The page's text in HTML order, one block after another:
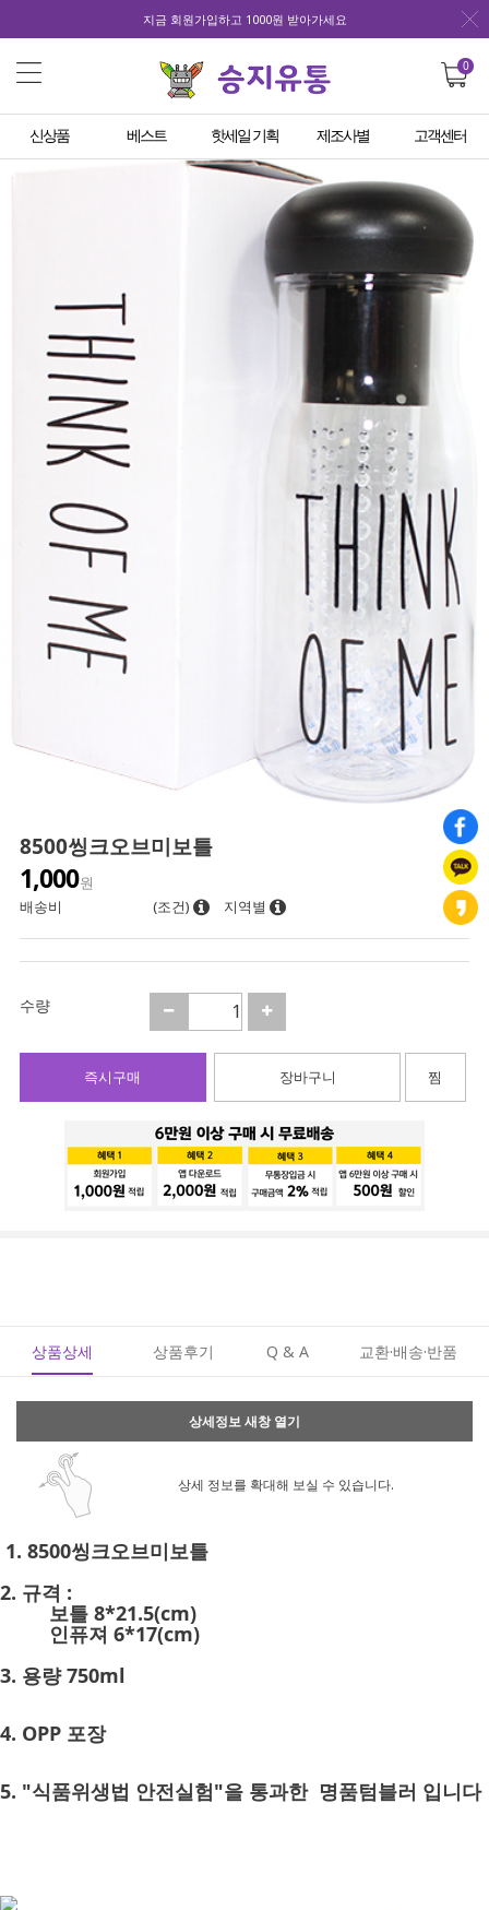
지금 회원가입하고 1000원 받아가세요
0
신상품 베스트 핫세일 기획 제조사별 고객센터
8500씽크오브미보틀
1,000원
배송비
(조건) 지역별
수량
즉시구매 장바구니 찜
상품상세 상품후기 Q & A 교환·배송·반품
상세정보 새창 열기
상세 정보를 확대해 보실 수 있습니다.
1. 8500씽크오브미보틀
2. 규격 :
보틀 8*21.5(cm)
인퓨져 6*17(cm)
3. 용량 750ml
4. OPP 포장
5. "식품위생법 안전실험"을 통과한 명품텀블러 입니다